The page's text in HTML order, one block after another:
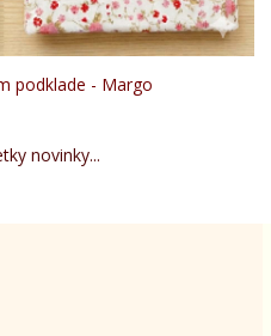
podklade - Margo
novinky...